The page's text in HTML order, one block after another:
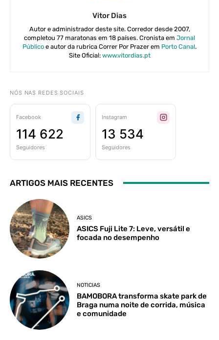
Vitor Dias
Autor e administrador deste site. Corredor desde 2007,
completou 77 maratonas em 18 países. Cronista em Jornal
Público e autor da rubrica Correr Por Prazer em Porto Canal.
Site Oficial: www.vitordias.pt
NÓS NAS REDES SOCIAIS
Facebook
114 622
Seguidores
Instagram
13 534
Seguidores
ARTIGOS MAIS RECENTES
ASICS
ASICS Fuji Lite 7: Leve, versátil e
focada no desempenho
NOTICIAS
BAMOBORA transforma skate park de
Braga numa noite de corrida, música
e comunidade